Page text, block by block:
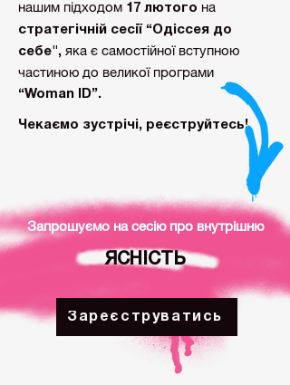
нашим підходом 17 лютого на
стратегічній сесії “Одіссея до
себе", яка є самостійної вступною
частиною до великої програми
“Woman ID”.
Чекаємо зустрічі, реєструйтесь!
Запрошуємо на сесію про внутрішню
ЯСНІСТЬ
Зареєструватись